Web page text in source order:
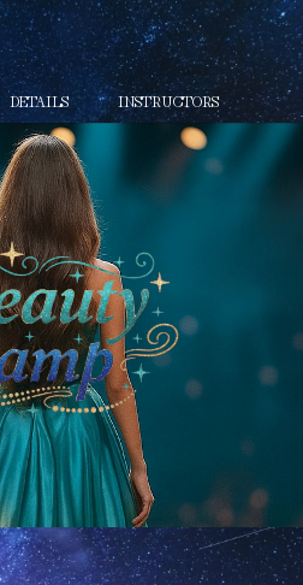
DETAILS INSTRUCTORS